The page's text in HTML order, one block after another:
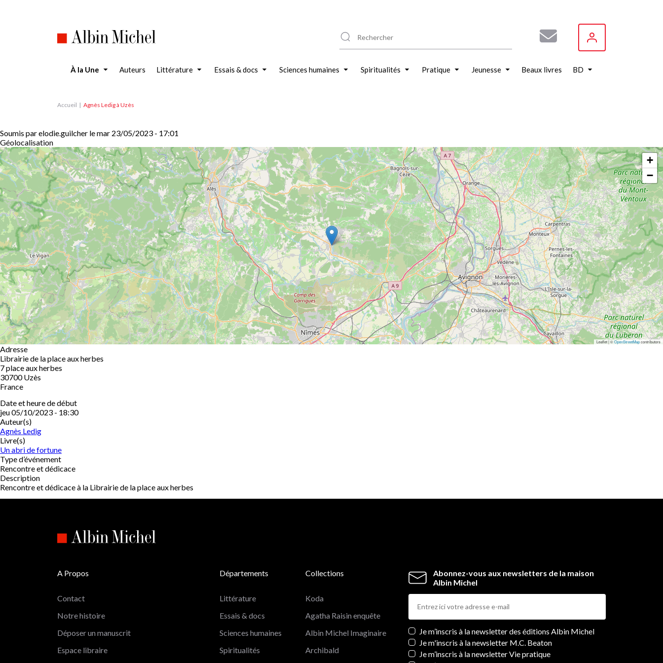
À la Une Auteurs Littérature Essais & docs Sciences humaines Spiritualités Pratique Jeunesse Beaux livres BD
Accueil Agnès Ledig à Uzès
Soumis parelodie.guilcher lemar 23/05/2023 - 17:01
Géolocalisation
+
−
Leaflet | ©OpenStreetMapcontributors
Adresse
Librairie de la place aux herbes
7 place aux herbes
30700 Uzès
France
Date et heure de début
jeu 05/10/2023 - 18:30
Auteur(s)
Agnès Ledig
Livre(s)
Un abri de fortune
Type d’événement
Rencontre et dédicace
Description
Rencontre et dédicace à la Librairie de la place aux herbes
Abonnez-vous aux newsletters de la maison
Albin Michel
Newsletters
Je m’inscris à la newsletter des éditions Albin Michel
Je m'inscris à la newsletter M.C. Beaton
Je m’inscris à la newsletter Vie pratique
A Propos
Contact
Notre histoire
Déposer un manuscrit
Espace libraire
Départements
Littérature
Essais & docs
Sciences humaines
Spiritualités
Collections
Koda
Agatha Raisin enquête
Albin Michel Imaginaire
Archibald